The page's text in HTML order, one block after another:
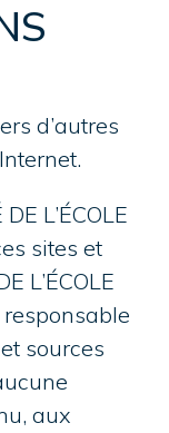
d’autres
L’ÉCOLE
sites et
L’ÉCOLE
sources
aux